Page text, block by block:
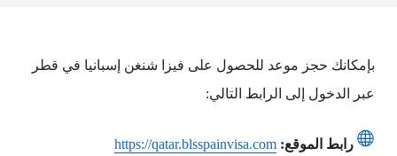
بإمكانك حجز موعد للحصول على فيزا شنغن إسبانيا في قطر
عبر الدخول إلى الرابط التالي:
رابط الموقع: https://qatar.blsspainvisa.com